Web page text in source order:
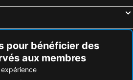
pour bénéficier des
aux membres